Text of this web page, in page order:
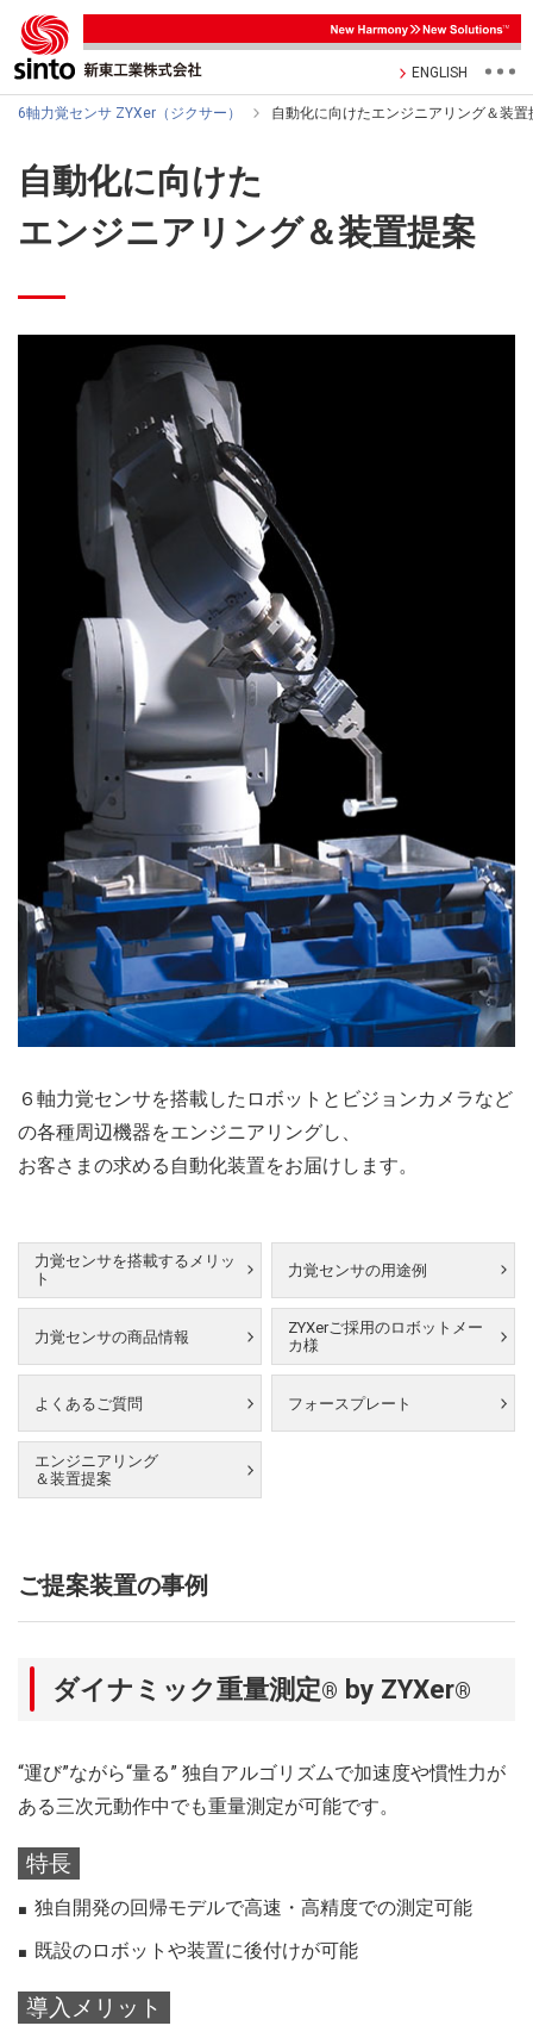
ENGLISH
6軸力覚センサ ZYXer（ジクサー） 自動化に向けたエンジニアリング＆装置
自動化に向けた
エンジニアリング＆装置提案
６軸力覚センサを搭載したロボットとビジョンカメラなど
の各種周辺機器をエンジニアリングし、
お客さまの求める自動化装置をお届けします。
力覚センサを搭載するメリッ
ト
力覚センサの用途例
力覚センサの商品情報 ZYXerご採用のロボットメー
カ様
よくあるご質問 フォースプレート
エンジニアリング
＆装置提案
ご提案装置の事例
ダイナミック重量測定® by ZYXer®
“運び”ながら“量る” 独自アルゴリズムで加速度や慣性力が
ある三次元動作中でも重量測定が可能です。
特長
独自開発の回帰モデルで高速・高精度での測定可能
既設のロボットや装置に後付けが可能
導入メリット